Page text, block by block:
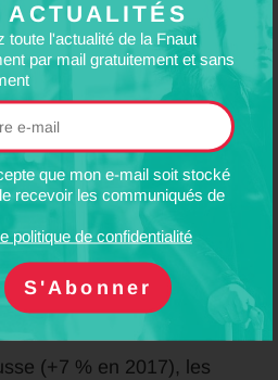
ACTUALITÉS
toute l'actualité de la Fnaut
par mail gratuitement et sans
que mon e-mail soit stocké
recevoir les communiqués de
politique de confidentialité
compris à réseau
à niveau des rames, mais
sur des lignes à grande
liaisons radiales,
des LGV ainsi que sur de
(+7 % en 2017), les